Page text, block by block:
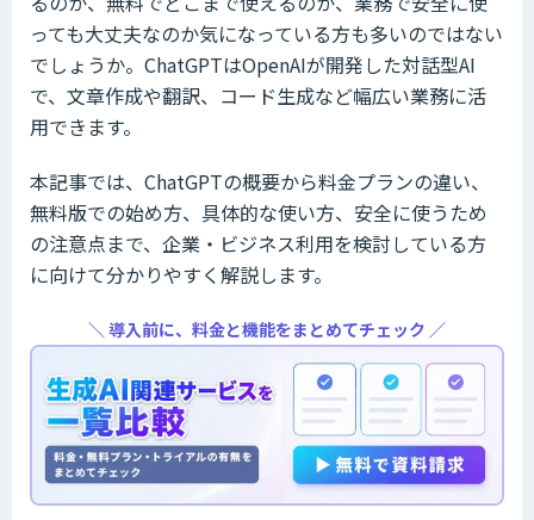
っても大丈夫なのか気になっている方も多いのではない
でしょうか。ChatGPTはOpenAIが開発した対話型AI
で、文章作成や翻訳、コード生成など幅広い業務に活
用できます。
本記事では、ChatGPTの概要から料金プランの違い、
無料版での始め方、具体的な使い方、安全に使うため
の注意点まで、企業・ビジネス利用を検討している方
に向けて分かりやすく解説します。
＼ 導入前に、料金と機能をまとめてチェック ／